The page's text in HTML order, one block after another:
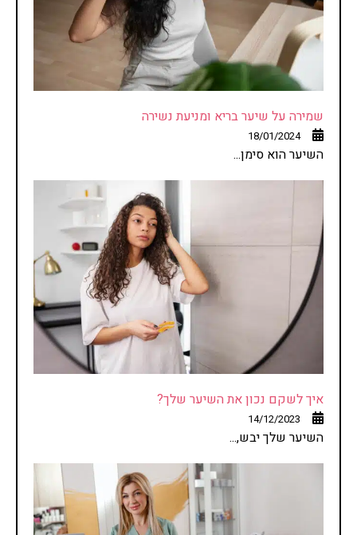
שמירה על שיער בריא ומניעת נשירה
18/01/2024
השיער הוא סימן...
איך לשקם נכון את השיער שלך?
14/12/2023
השיער שלך יבש,...